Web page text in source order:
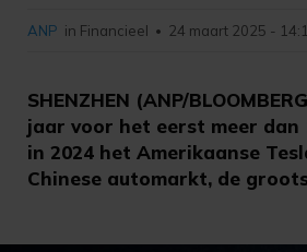
SHENZHEN (ANP/
jaar voor het eerst meer
in 2024 het Amerikaanse
Chinese automarkt, de
ANP in Financieel • 24 maart 2025 -